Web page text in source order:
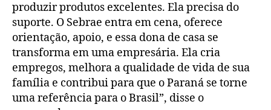
produzir produtos excelentes. Ela precisa do
suporte. O Sebrae entra em cena, oferece
orientação, apoio, e essa dona de casa se
transforma em uma empresária. Ela cria
empregos, melhora a qualidade de vida de sua
família e contribui para que o Paraná se torne
uma referência para o Brasil”, disse o